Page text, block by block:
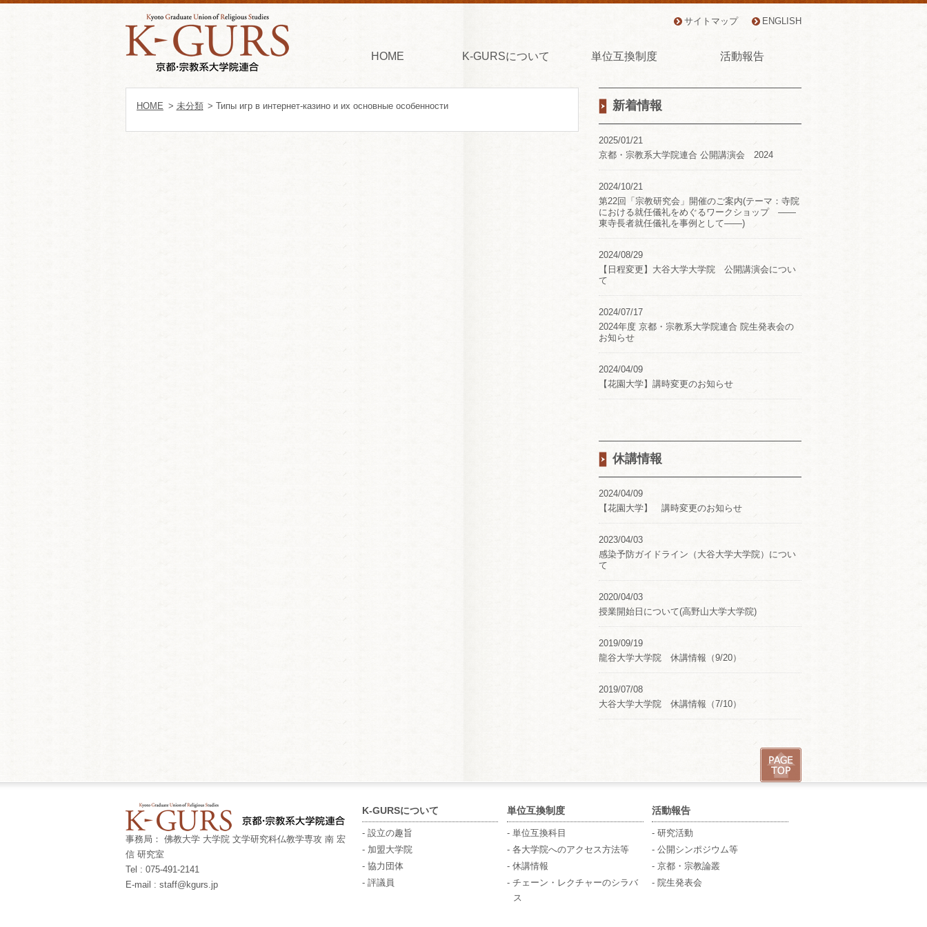
サイトマップ ENGLISH
HOME K-GURSについて 単位互換制度 活動報告
新着情報
2025/01/21
京都・宗教系大学院連合 公開講演会 2024
2024/10/21
第22回「宗教研究会」開催のご案内(テーマ：寺院
における就任儀礼をめぐるワークショップ ――
東寺長者就任儀礼を事例として――)
2024/08/29
【日程変更】大谷大学大学院 公開講演会につい
て
2024/07/17
2024年度 京都・宗教系大学院連合 院生発表会の
お知らせ
2024/04/09
【花園大学】講時変更のお知らせ
休講情報
2024/04/09
【花園大学】 講時変更のお知らせ
2023/04/03
感染予防ガイドライン（大谷大学大学院）につい
て
2020/04/03
授業開始日について(高野山大学大学院)
2019/09/19
龍谷大学大学院 休講情報（9/20）
2019/07/08
大谷大学大学院 休講情報（7/10）
HOME > 未分類 > Типы игр в интернет-казино и их основные особенности
事務局： 佛教大学 大学院 文学研究科仏教学専攻 南 宏
信 研究室
Tel : 075-491-2141
E-mail : staff@kgurs.jp
K-GURSについて
- 設立の趣旨
- 加盟大学院
- 協力団体
- 評議員
単位互換制度
- 単位互換科目
- 各大学院へのアクセス方法等
- 休講情報
- チェーン・レクチャーのシラバ
ス
活動報告
- 研究活動
- 公開シンポジウム等
- 京都・宗教論叢
- 院生発表会